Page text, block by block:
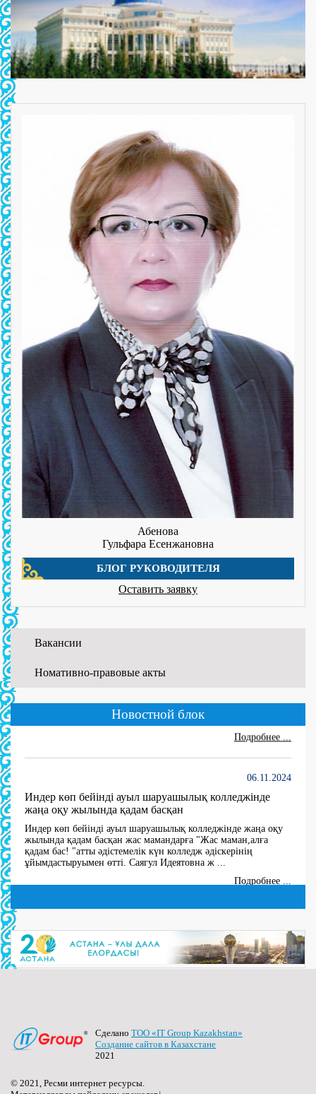
Абенова
Гульфара Есенжановна
БЛОГ РУКОВОДИТЕЛЯ
Оставить заявку
Вакансии
Номативно-правовые акты
Новостной блок
Индер көп бейінді ауыл шаруашылық колледжінде
жаңа оқу жылында қадам басқан
жылында қадам басқан жас мамандарға "Жас маман,алға
қадам бас! "атты әдістемелік күн колледж әдіскерінің
ұйымдастыруымен өтті. Саягул Идеятовна ж ...
10 мая В 2024 году создана комиссия по утверждению
состава Государственной квалификационной
комиссии по 5 специальностям
Качественное образование молодого поколения – путь
(далее…) ...
Сделано ТОО «IT Group Kazakhstan»
Создание сайтов в Казахстане
2021
© 2021, Ресми интернет ресурсы.